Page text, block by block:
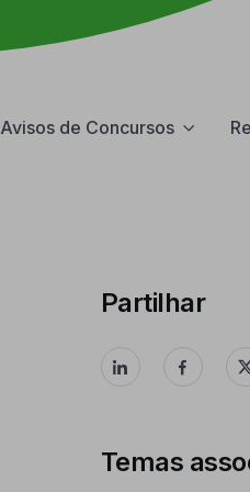
Avisos de Concursos
Partilhar
Temas